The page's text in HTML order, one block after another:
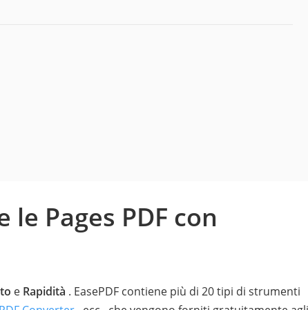
Pages PDF con
e Rapidità . EasePDF contiene più di 20 tipi di strumenti